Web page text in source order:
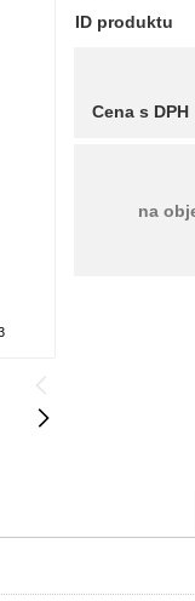
ID produktu
Cena s DPH
na